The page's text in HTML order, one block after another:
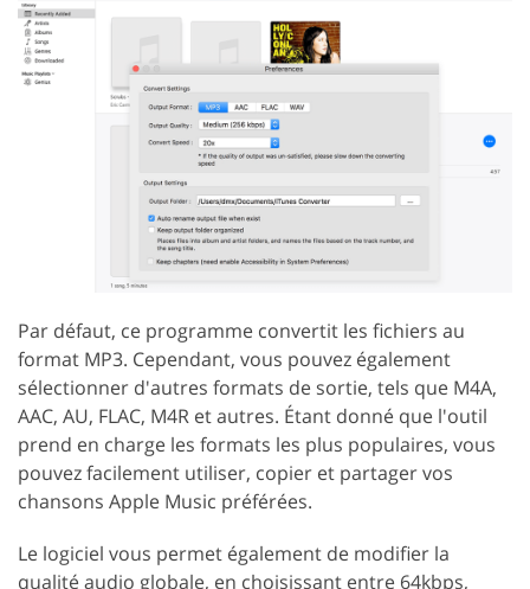
Par défaut, ce programme convertit les fichiers au
format MP3. Cependant, vous pouvez également
sélectionner d'autres formats de sortie, tels que M4A,
AAC, AU, FLAC, M4R et autres. Étant donné que l'outil
prend en charge les formats les plus populaires, vous
pouvez facilement utiliser, copier et partager vos
chansons Apple Music préférées.
Le logiciel vous permet également de modifier la
qualité audio globale, en choisissant entre 64kbps,